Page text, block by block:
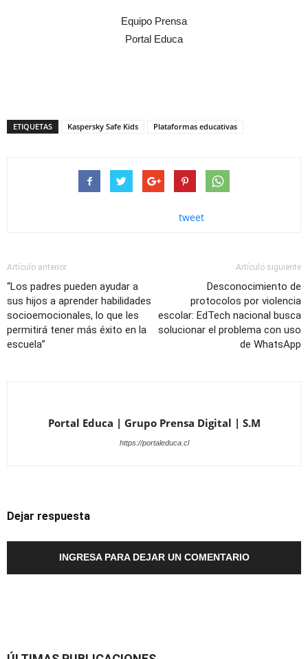
Equipo Prensa
Portal Educa
ETIQUETAS Kaspersky Safe Kids Plataformas educativas
tweet
Artículo anterior
“Los padres pueden ayudar a
sus hijos a aprender habilidades
socioemocionales, lo que les
permitirá tener más éxito en la
escuela”
Artículo siguiente
Desconocimiento de
protocolos por violencia
escolar: EdTech nacional busca
solucionar el problema con uso
de WhatsApp
Portal Educa | Grupo Prensa Digital | S.M
https://portaleduca.cl
Dejar respuesta
INGRESA PARA DEJAR UN COMENTARIO